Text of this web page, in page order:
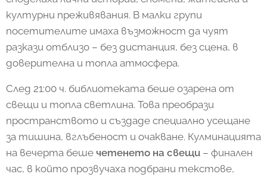
културни преживявания. В малки групи
посетителите имаха възможност да чуят
разкази отблизо – без дистанция, без сцена, в
доверителна и топла атмосфера.
След 21:00 ч. библиотеката беше озарена от
свещи и топла светлина. Това преобрази
пространството и създаде специално усещане
за тишина, вглъбеност и очакване. Кулминацията
на вечерта беше четенето на свещи – финален
час, в който прозвучаха подбрани текстове,